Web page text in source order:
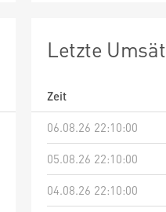
Letzte
Zeit
06.08.26 22:10:00
05.08.26 22:10:00
04.08.26 22:10:00